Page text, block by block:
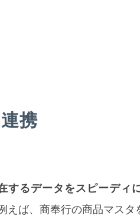
携
するデータをスピーディ
えば、商奉行の商品マスタ